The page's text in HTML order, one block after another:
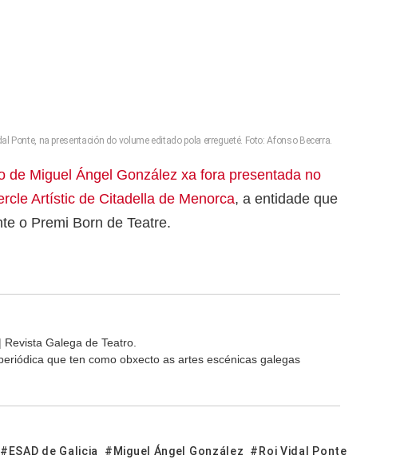
Ponte, na presentación do volume editado pola erregueté. Foto: Afonso Becerra.
de Miguel Ángel González xa fora presentada no
Artístic de Citadella de Menorca, a entidade que
o Premi Born de Teatre.
Galega de Teatro.
que ten como obxecto as artes escénicas galegas
ESAD de Galicia Miguel Ángel González
Roi Vidal Ponte